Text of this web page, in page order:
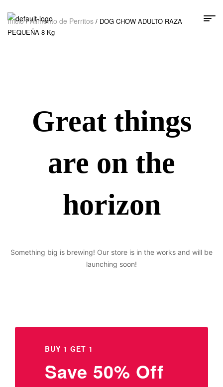
Inicio/Alimento de Perritos / DOG CHOW ADULTO RAZA
PEQUEÑA 8 Kg
Great things
are on the
horizon
Something big is brewing! Our store is in the works and will be
launching soon!
BUY 1 GET 1
Save 50% Off